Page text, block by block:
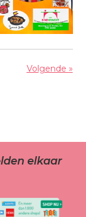
Volgende »
elkaar